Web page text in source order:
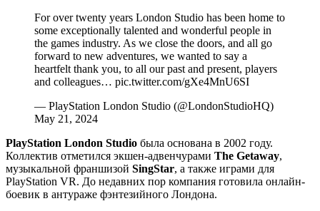
For over twenty years London Studio has been home to
some exceptionally talented and wonderful people in
the games industry. As we close the doors, and all go
forward to new adventures, we wanted to say a
heartfelt thank you, to all our past and present, players
and colleagues… pic.twitter.com/gXe4MnU6SI
— PlayStation London Studio (@LondonStudioHQ)
May 21, 2024
PlayStation London Studio была основана в 2002 году.
Коллектив отметился экшен-адвенчурами The Getaway,
музыкальной франшизой SingStar, а также играми для
PlayStation VR. До недавних пор компания готовила онлайн-
боевик в антураже фэнтезийного Лондона.